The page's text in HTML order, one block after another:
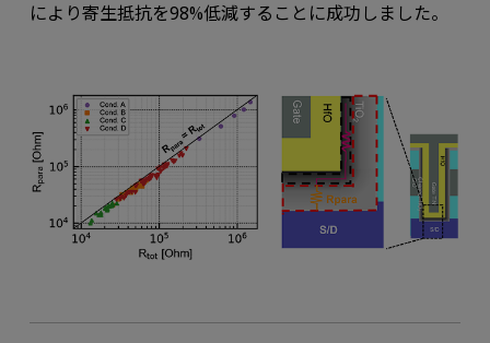
により寄生抵抗を98%低減することに成功しました。